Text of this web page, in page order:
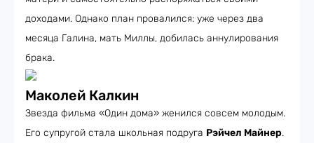
доходами. Однако план провалился: уже через два
месяца Галина, мать Миллы, добилась аннулирования
брака.
Маколей Калкин
Звезда фильма «Один дома» женился совсем молодым.
Его супругой стала школьная подруга Рэйчел Майнер.